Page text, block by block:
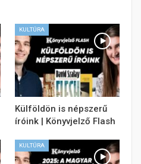
KULTÚRA
Külföldön is népszerű
íróink | Könyvjelző Flash
KULTÚRA